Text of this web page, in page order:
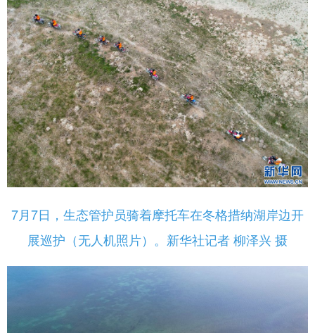
7月7日，生态管护员骑着摩托车在冬格措纳湖岸边开
展巡护（无人机照片）。新华社记者 柳泽兴 摄